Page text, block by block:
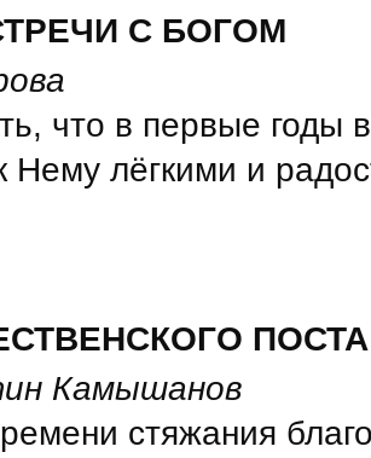
С БОГОМ
что в первые годы
Нему лёгкими и
ПОСТА
Камышанов
стяжания